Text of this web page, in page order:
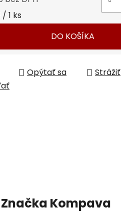
cena:
1 ks
DO KOŠÍKA
Opýtať sa
Strážiť
Značka Kompava